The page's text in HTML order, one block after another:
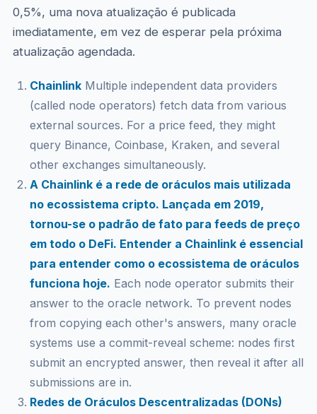
0,5%, uma nova atualização é publicada
imediatamente, em vez de esperar pela próxima
atualização agendada.
ChainlinkMultiple independent data providers
(called node operators) fetch data from various
external sources. For a price feed, they might
query Binance, Coinbase, Kraken, and several
other exchanges simultaneously.
A Chainlink é a rede de oráculos mais utilizada
no ecossistema cripto. Lançada em 2019,
tornou-se o padrão de fato para feeds de preço
em todo o DeFi. Entender a Chainlink é essencial
para entender como o ecossistema de oráculos
funciona hoje. Each node operator submits their
answer to the oracle network. To prevent nodes
from copying each other's answers, many oracle
systems use a commit-reveal scheme: nodes first
submit an encrypted answer, then reveal it after all
submissions are in.
Redes de Oráculos Descentralizadas (DONs)